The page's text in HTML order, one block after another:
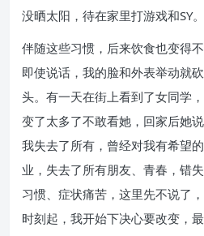
没晒太阳，待在家里打游戏和SY。
伴随这些习惯，后来饮食也变得
即使说话，我的脸和外表举动就
头。有一天在街上看到了女同学
变了太多了不敢看她，回家后她
我失去了所有，曾经对我有希望
业，失去了所有朋友、青春，错
习惯、症状痛苦，这里先不说了
时刻起，我开始下决心要改变，